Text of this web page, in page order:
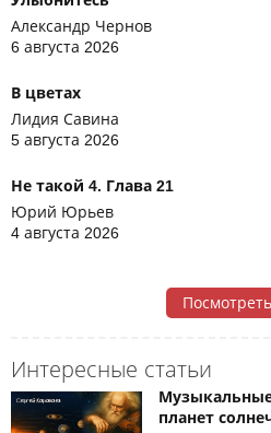
Александр Чернов
6 августа 2026
В цветах
Лидия Савина
5 августа 2026
Не такой 4. Глава 21
Юрий Юрьев
4 августа 2026
Интересные статьи
планет